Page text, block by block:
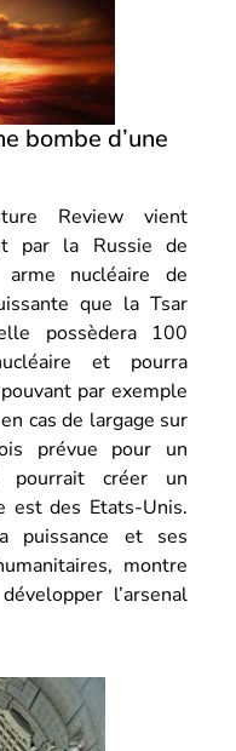
bombe d’une
Review vient
par la Russie de
nucléaire de
que la Tsar
possèdera 100
et pourra
par exemple
cas de largage sur
prévue pour un
pourrait créer un
est des Etats-Unis.
puissance et ses
montre
l’arsenal